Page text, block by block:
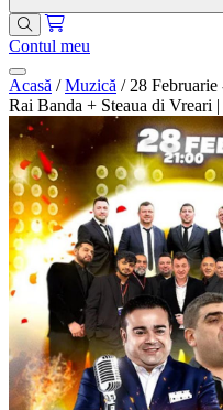
Contul meu
Acasă / Muzică / 28
Rai Banda + Steaua di Vreari